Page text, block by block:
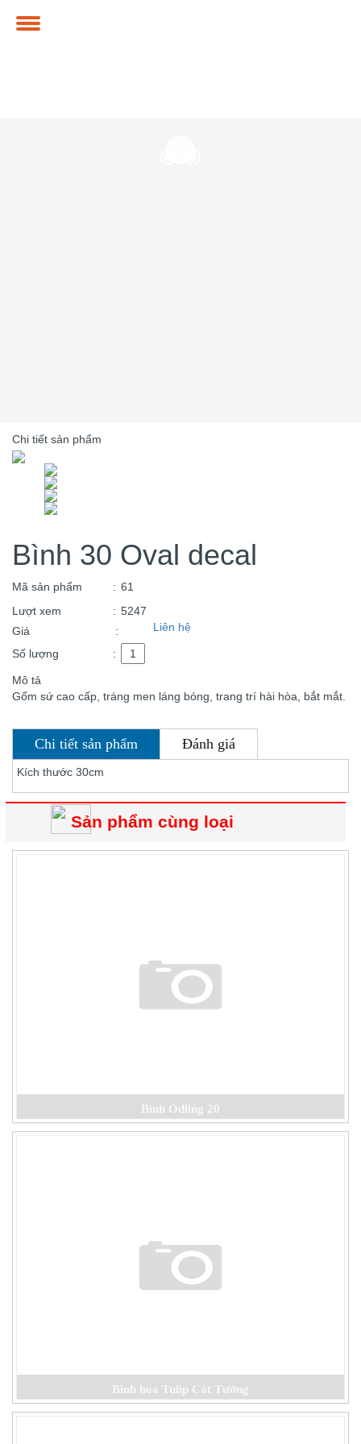
Chi tiết sản phẩm
Bình 30 Oval decal
Mã sản phẩm : 61
Lượt xem
: 5247
Giá
: Liên hệ
Số lượng :
Mô tả
Gốm sứ cao cấp, tráng men láng bóng, trang trí hài hòa, bắt mắt.
Chi tiết sản phẩm Đánh giá
Kích thước 30cm
Sản phẩm cùng loại
Bình Odling 20
Bình hoa Tulip Cát Tường